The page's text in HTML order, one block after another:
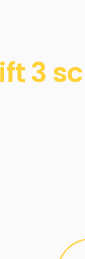
3